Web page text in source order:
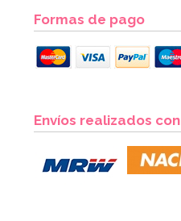
Formas de pago
Envíos realizados con